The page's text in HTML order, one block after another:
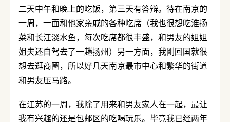
二天中午和晚上的吃饭，第三天有答辩。待在南京的
一周，一面和他家亲戚的各种吃席（我也很想吃淮扬
菜和长江淡水鱼，每次吃席都很丰盛，和男友的姐姐
姐夫还自驾去了一趟扬州）另一方面，我刚回国就很
想去逛商圈，所以好几天南京最市中心和繁华的街道
和男友压马路。
在江苏的一周，我除了用来和男友家人在一起，最让
我有兴趣的还是包邮区的吃喝玩乐。毕竟我已经两年